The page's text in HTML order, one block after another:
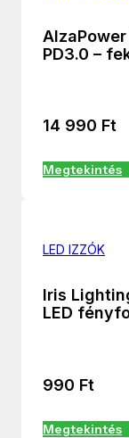
PD3.0 –
14 990 Ft
Megtekintés
LED IZZÓK
Iris
LED
990 Ft
Megtekintés